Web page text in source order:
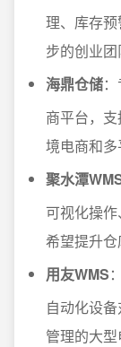
理、库存
步的创业团
海鼎仓储
商平台，
境电商和多
聚水潭
可视化操作
希望提升仓
用友WMS
自动化设
管理的大型